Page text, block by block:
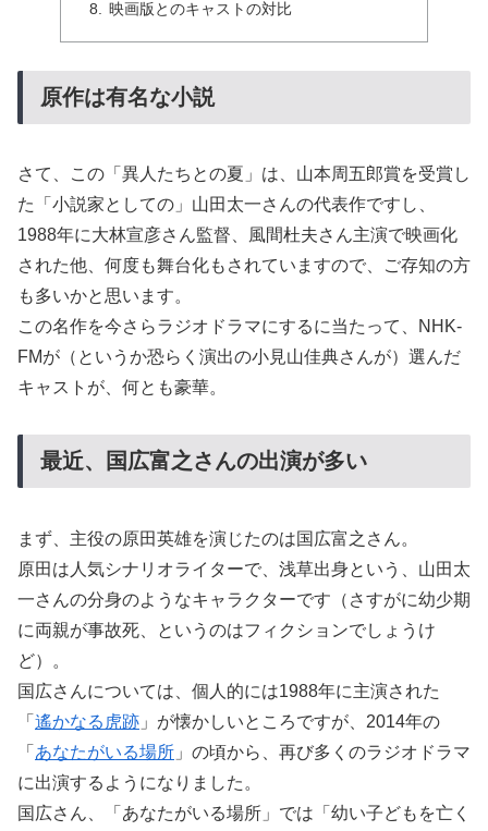
映画版とのキャストの対比
原作は有名な小説
さて、この「異人たちとの夏」は、山本周五郎賞を受賞し
た「小説家としての」山田太一さんの代表作ですし、
1988年に大林宣彦さん監督、風間杜夫さん主演で映画化
された他、何度も舞台化もされていますので、ご存知の方
も多いかと思います。
この名作を今さらラジオドラマにするに当たって、NHK-
FMが（というか恐らく演出の小見山佳典さんが）選んだ
キャストが、何とも豪華。
最近、国広富之さんの出演が多い
まず、主役の原田英雄を演じたのは国広富之さん。
原田は人気シナリオライターで、浅草出身という、山田太
一さんの分身のようなキャラクターです（さすがに幼少期
に両親が事故死、というのはフィクションでしょうけ
ど）。
国広さんについては、個人的には1988年に主演された
「 遙かなる虎跡 」が懐かしいところですが、2014年の
「 あなたがいる場所 」の頃から、再び多くのラジオドラマ
に出演するようになりました。
国広さん、「あなたがいる場所」では「幼い子どもを亡く